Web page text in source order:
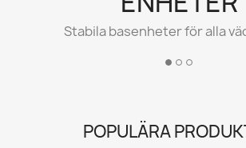
Stabila basenheter för alla
POPULÄRA